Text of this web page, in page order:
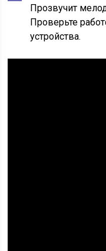
Прозвучит
Проверьте
устройства.